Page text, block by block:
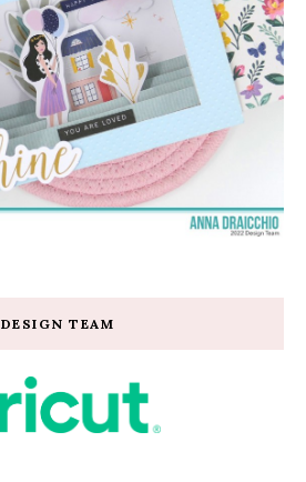
DESIGN TEAM